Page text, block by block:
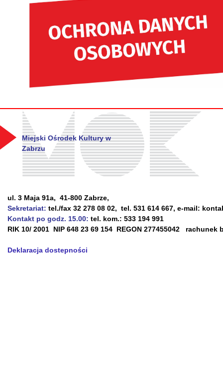
Miejski Ośrodek Kultury w
Zabrzu
ul. 3 Maja 91a, 41-800 Zabrze,
Sekretariat: tel./fax 32 278 08 02, tel. 531 614 667, e-mail:
Kontakt po godz. 15.00: tel. kom.: 533 194 991
RIK 10/ 2001 NIP 648 23 69 154 REGON 277455042 rachunek
Deklaracja dostepności